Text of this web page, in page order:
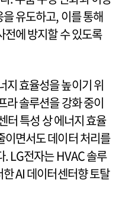
유도하고, 이를 통해
전에 방지할 수 있도록
지 효율성을 높이기 위
라 솔루션을 강화 중이
터 특성 상 에너지 효율
이면서도 데이터 처리를
. LG전자는 HVAC 솔루
AI 데이터센터향 토탈